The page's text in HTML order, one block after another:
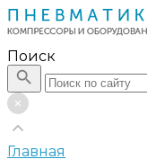
Поиск
Главная